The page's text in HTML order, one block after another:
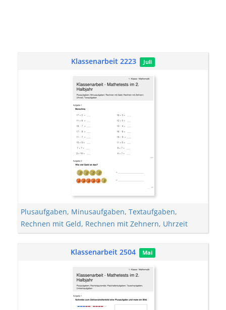
Klassenarbeit 2223 Juli
Plusaufgaben, Minusaufgaben, Textaufgaben,
Rechnen mit Geld, Rechnen mit Zehnern, Uhrzeit
Klassenarbeit 2504 Mai